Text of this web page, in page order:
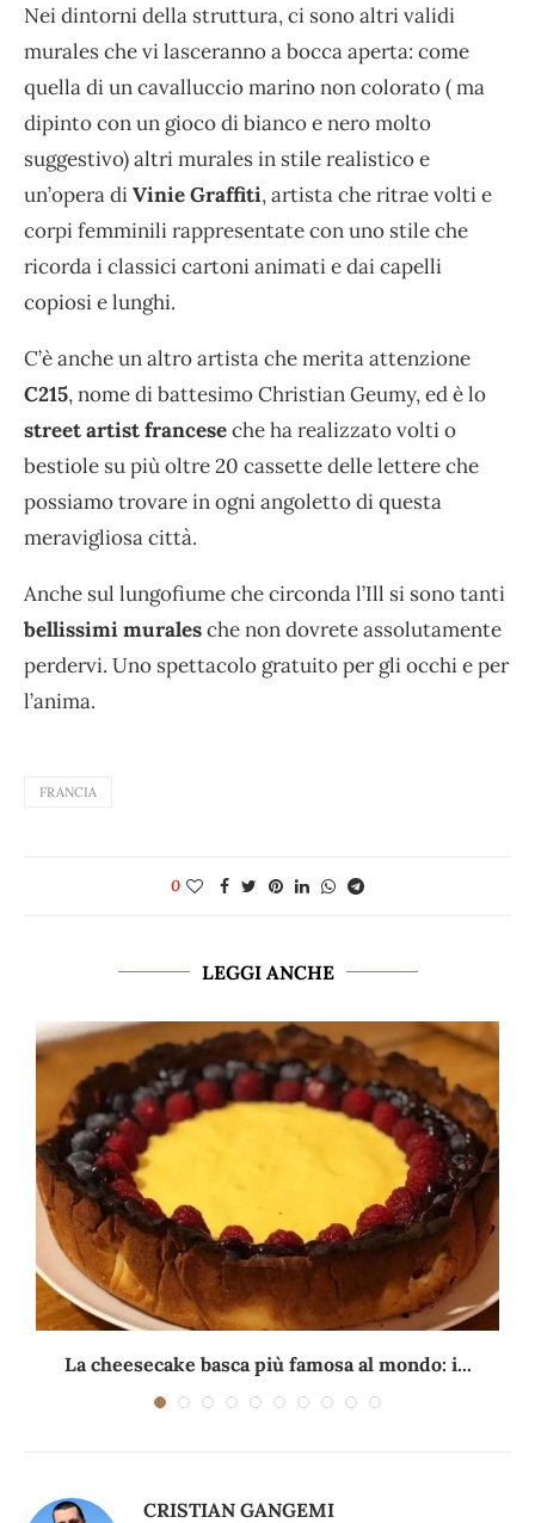
Nei dintorni della struttura, ci sono altri validi
murales che vi lasceranno a bocca aperta: come
quella di un cavalluccio marino non colorato ( ma
dipinto con un gioco di bianco e nero molto
suggestivo) altri murales in stile realistico e
un’opera diVinie Graffiti, artista che ritrae volti e
corpi femminili rappresentate con uno stile che
ricorda i classici cartoni animati e dai capelli
copiosi e lunghi.
C’è anche un altro artista che merita attenzione
C215, nome di battesimo Christian Geumy, ed è lo
street artist franceseche ha realizzato volti o
bestiole su più oltre 20 cassette delle lettere che
possiamo trovare in ogni angoletto di questa
meravigliosa città.
Anche sul lungofiume che circonda l’Ill si sono tanti
bellissimi muralesche non dovrete assolutamente
perdervi. Uno spettacolo gratuito per gli occhi e per
l’anima.
FRANCIA
0
LEGGI ANCHE
La cheesecake basca più famosa al mondo: i...
CRISTIAN GANGEMI